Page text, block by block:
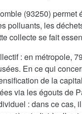
(93250)
polluants, les
collecte se fait
: en métropole,
En ce qui
de la
via les égouts de
: dans ce cas,